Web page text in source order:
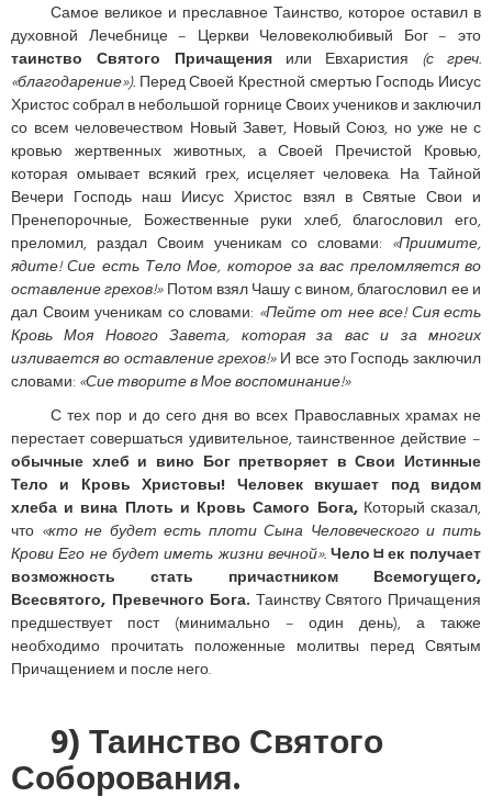
Самое великое и преславное Таинство, которое оставил в
духовной Лечебнице – Церкви Человеколюбивый Бог – это
таинство Святого Причащения или Евхаристия (с греч.
«благодарение»). Перед Своей Крестной смертью Господь Иисус
Христос собрал в небольшой горнице Своих учеников и заключил
со всем человечеством Новый Завет, Новый Союз, но уже не с
кровью жертвенных животных, а Своей Пречистой Кровью,
которая омывает всякий грех, исцеляет человека. На Тайной
Вечери Господь наш Иисус Христос взял в Святые Свои и
Пренепорочные, Божественные руки хлеб, благословил его,
преломил, раздал Своим ученикам со словами: «Приимите,
ядите! Сие есть Тело Мое, которое за вас преломляется во
оставление грехов!»Потом взял Чашу с вином, благословил ее и
дал Своим ученикам со словами: «Пейте от нее все! Сия есть
Кровь Моя Нового Завета, которая за вас и за многих
изливается во оставление грехов!»И все это Господь заключил
словами: «Сие творите в Мое воспоминание!»
С тех пор и до сего дня во всех Православных храмах не
перестает совершаться удивительное, таинственное действие –
обычные хлеб и вино Бог претворяет в Свои Истинные
Тело и Кровь Христовы! Человек вкушает под видом
хлеба и вина Плоть и Кровь Самого Бога,Который сказал,
что «кто не будет есть плоти Сына Человеческого и пить
Крови Его не будет иметь жизни вечной».Челоﾲек получает
возможность стать причастником Всемогущего,
Всесвятого, Превечного Бога. Таинству Святого Причащения
предшествует пост (минимально – один день), а также
необходимо прочитать положенные молитвы перед Святым
Причащением и после него.
9) Таинство Святого
Соборования.